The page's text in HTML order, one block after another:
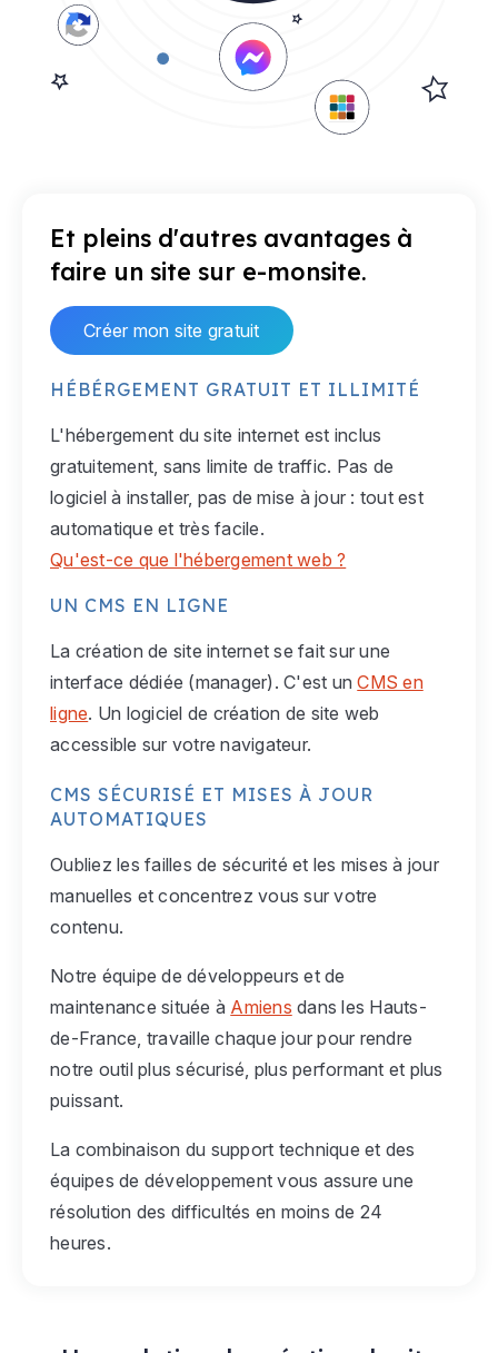
Et pleins d'autres avantages à
faire un site sur e-monsite.
Créer mon site gratuit
HÉBÉRGEMENT GRATUIT ET ILLIMITÉ
L'hébergement du site internet est inclus
gratuitement, sans limite de traffic. Pas de
logiciel à installer, pas de mise à jour : tout est
automatique et très facile.
Qu'est-ce que l'hébergement web ?
UN CMS EN LIGNE
La création de site internet se fait sur une
interface dédiée (manager). C'est unCMS en
ligne. Un logiciel de création de site web
accessible sur votre navigateur.
CMS SÉCURISÉ ET MISES À JOUR
AUTOMATIQUES
Oubliez les failles de sécurité et les mises à jour
manuelles et concentrez vous sur votre
contenu.
Notre équipe de développeurs et de
maintenance située à Amiens dans les Hauts-
de-France, travaille chaque jour pour rendre
notre outil plus sécurisé, plus performant et plus
puissant.
La combinaison du support technique et des
équipes de développement vous assure une
résolution des difficultés en moins de 24
heures.